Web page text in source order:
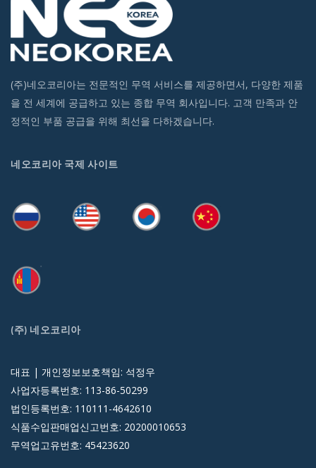
(주)네오코리아는 전문적인 무역 서비스를 제공하면서, 다양한 제품
을 전 세계에 공급하고 있는 종합 무역 회사입니다. 고객 만족과 안
정적인 부품 공급을 위해 최선을 다하겠습니다.
네오코리아 국제 사이트
(주) 네오코리아
대표 | 개인정보보호책임: 석정우
사업자등록번호: 113-86-50299
법인등록번호: 110111-4642610
식품수입판매업신고번호: 20200010653
무역업고유번호: 45423620